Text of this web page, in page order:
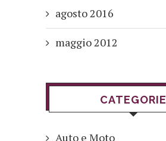
agosto 2016
maggio 2012
CATEGORIE
Auto e Moto